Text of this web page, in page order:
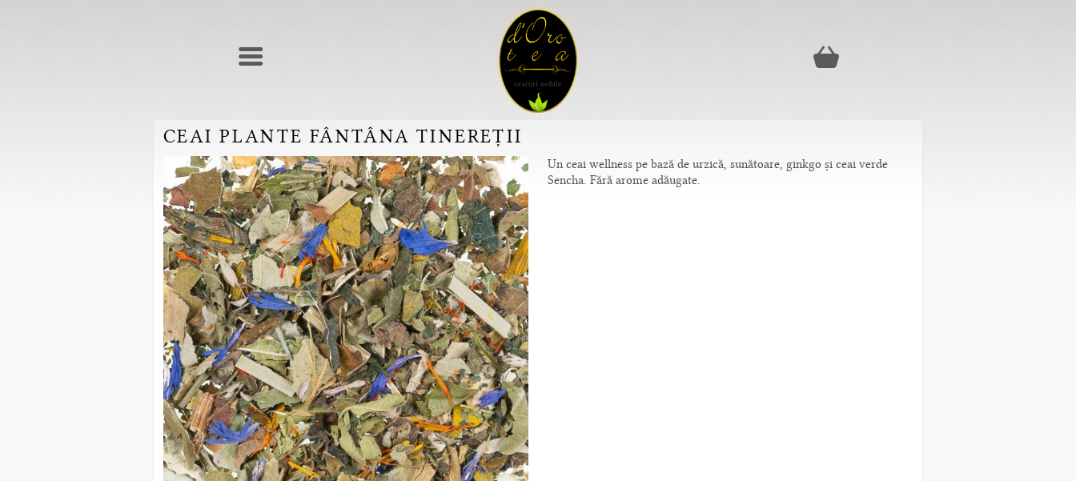
CEAI PLANTE FÂNTÂNA TINEREȚII
Un ceai wellness pe bază de urzică, sunătoare, ginkgo și ceai verde
Sencha. Fără arome adăugate.